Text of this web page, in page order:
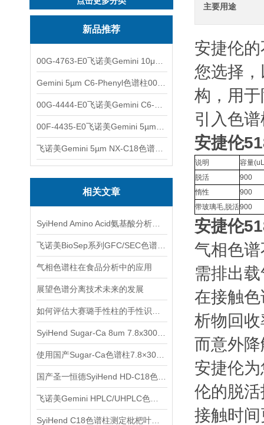
新品推荐
相关文章
气相色谱柱在食品分析中的应用
展望色谱分离技术未来的发展
主要用途
安捷伦
您选择
构，用
引入色
安捷伦
说明
容量
脱活
900
惰性
900
带玻璃毛,脱活900
安捷伦
气相色
需排出
在接触
析物回
而意外
安捷伦
伦的脱
接触时